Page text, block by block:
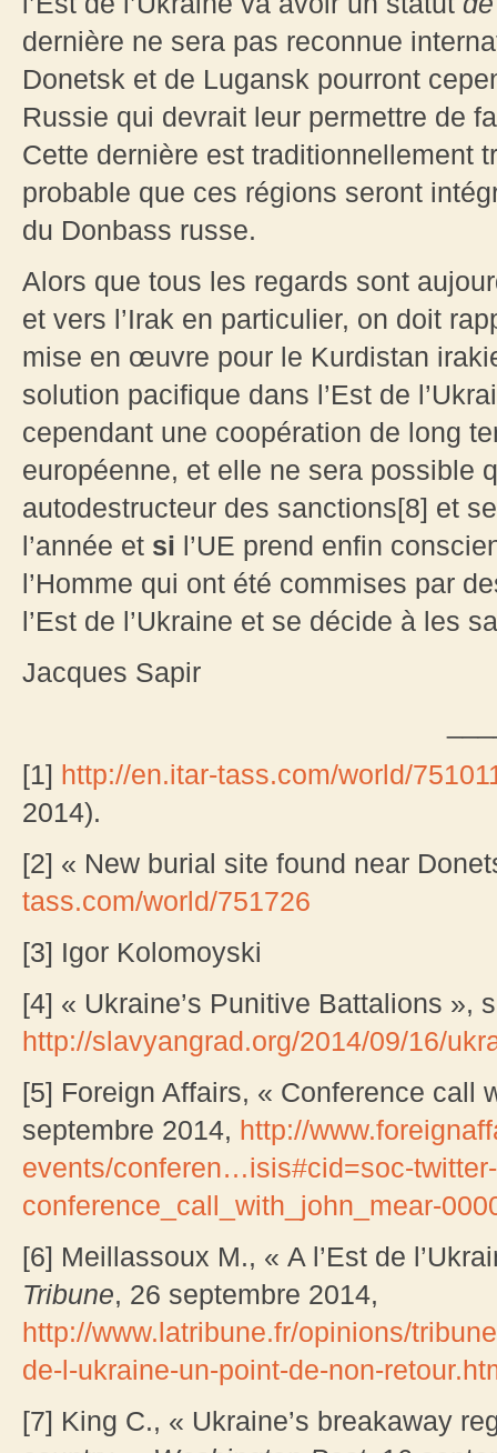
dernière ne sera pas reconnue
Donetsk et de Lugansk pourront
Russie qui devrait leur permettre de
Cette dernière est traditionnellement
probable que ces régions seront
du Donbass russe.
Alors que tous les regards sont
et vers l’Irak en particulier, on doit
mise en œuvre pour le Kurdistan
solution pacifique dans l’Est de
cependant une coopération de long
européenne, et elle ne sera possible
autodestructeur des sanctions[8] et
l’année et si l’UE prend enfin
l’Homme qui ont été commises par
l’Est de l’Ukraine et se décide à les
Jacques Sapir
[1] http://en.itar-tass.com/world/
2014).
[2] « New burial site found near
tass.com/world/751726
[3] Igor Kolomoyski
[4] « Ukraine’s Punitive Battalions »,
http://slavyangrad.org/2014/09/16/
[5] Foreign Affairs, « Conference call
septembre 2014, http://
events/conferen…isis#cid=soc-
conference_call_with_john_mear-
[6] Meillassoux M., « A l’Est de
Tribune, 26 septembre 2014,
http://www.latribune.fr/opinions/
de-l-ukraine-un-point-de-non-
[7] King C., « Ukraine’s breakaway